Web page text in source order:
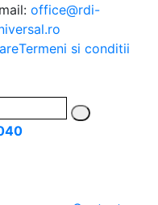
office@rdi-
Termeni si conditii